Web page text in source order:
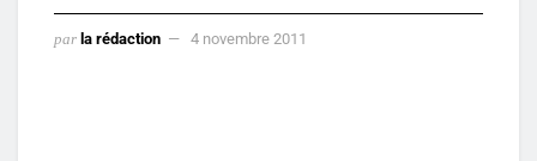
par la rédaction 4 novembre 2011